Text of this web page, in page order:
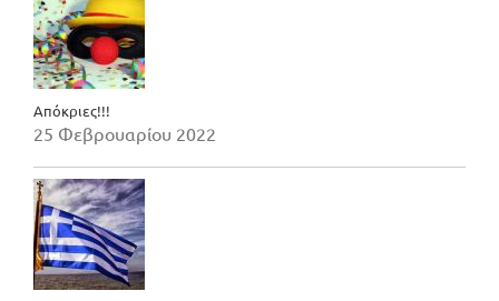
Απόκριες!!!
25 Φεβρουαρίου 2022